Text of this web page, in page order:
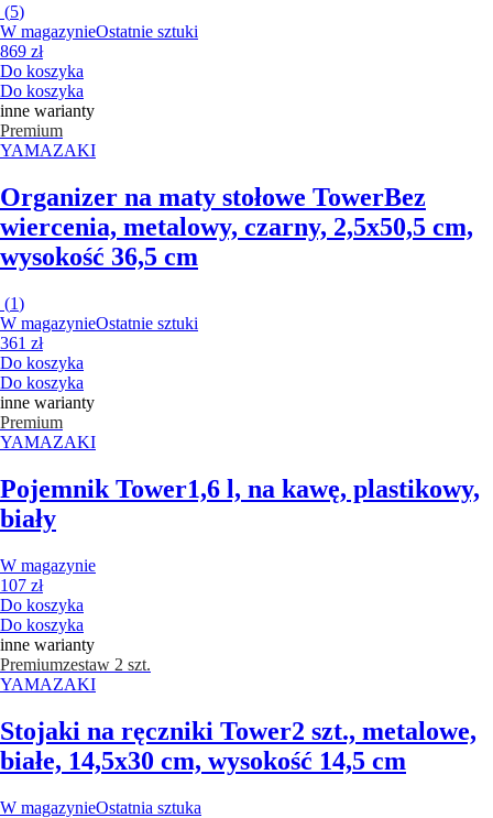
(5)
W magazynieOstatnie sztuki
869 zł
Do koszyka
Do koszyka
inne warianty
Premium
YAMAZAKI
Organizer na maty stołowe TowerBez
wiercenia, metalowy, czarny, 2,5x50,5 cm,
wysokość 36,5 cm
(1)
W magazynieOstatnie sztuki
361 zł
Do koszyka
Do koszyka
inne warianty
Premium
YAMAZAKI
Pojemnik Tower1,6 l, na kawę, plastikowy,
biały
W magazynie
107 zł
Do koszyka
Do koszyka
inne warianty
Premiumzestaw 2 szt.
YAMAZAKI
Stojaki na ręczniki Tower2 szt., metalowe,
białe, 14,5x30 cm, wysokość 14,5 cm
W magazynieOstatnia sztuka